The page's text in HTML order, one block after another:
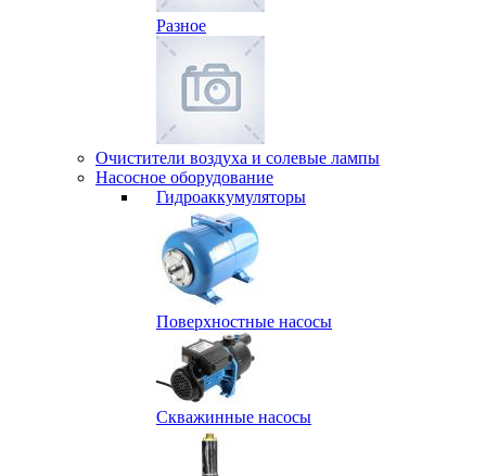
Разное
Очистители воздуха и солевые лампы
Насосное оборудование
Гидро­аккумуляторы
Поверхностные насосы
Скважинные насосы